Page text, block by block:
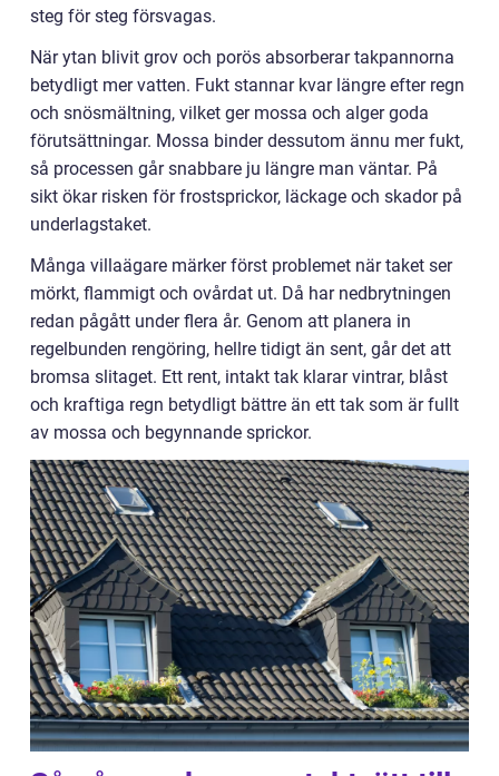
steg för steg försvagas.
När ytan blivit grov och porös absorberar takpannorna
betydligt mer vatten. Fukt stannar kvar längre efter regn
och snösmältning, vilket ger mossa och alger goda
förutsättningar. Mossa binder dessutom ännu mer fukt,
så processen går snabbare ju längre man väntar. På
sikt ökar risken för frostsprickor, läckage och skador på
underlagstaket.
Många villaägare märker först problemet när taket ser
mörkt, flammigt och ovårdat ut. Då har nedbrytningen
redan pågått under flera år. Genom att planera in
regelbunden rengöring, hellre tidigt än sent, går det att
bromsa slitaget. Ett rent, intakt tak klarar vintrar, blåst
och kraftiga regn betydligt bättre än ett tak som är fullt
av mossa och begynnande sprickor.